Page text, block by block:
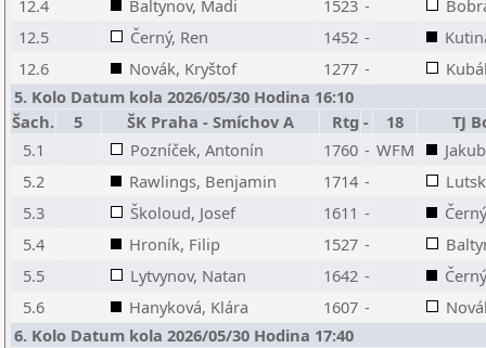
12.4 Baltynov, Madi 1523 -
12.5
Černý, Ren 1452 -
12.6
Novák, Kryštof 1277 -
5. Kolo Datum kola 2026/05/30 Hodina 16:10
Šach.
5 ŠK Praha - Smíchov A Rtg - 18
TJ
5.1
Pozníček, Antonín 1760 - WFM
5.2
Rawlings, Benjamin 1714 -
5.3
Školoud, Josef 1611 -
5.4
Hroník, Filip 1527 -
5.5
Lytvynov, Natan 1642 -
5.6
Hanyková, Klára 1607 -
6. Kolo Datum kola 2026/05/30 Hodina 17:40